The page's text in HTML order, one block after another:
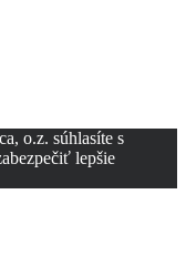
o.z. súhlasíte s
lepšie